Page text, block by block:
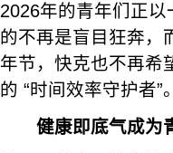
2026年的青年们正
的不再是盲目狂奔，
年节，快克也不再希
的 “时间效率守护者”。
健康即底气成为